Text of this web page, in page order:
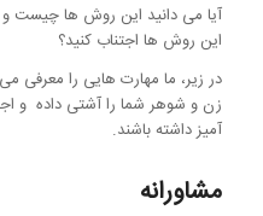
آیا می دانید این روش ها چیست و
این روش ها اجتناب کنید؟
در زیر، ما مهارت هایی را معرفی می
زن و شوهر شما را آشتی داده و
آمیز داشته باشند.
مشاورانه